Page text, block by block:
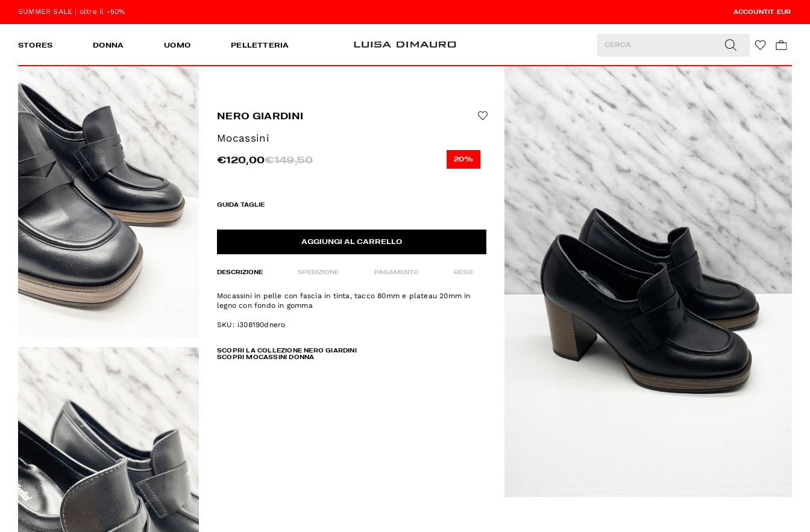
SUMMER SALE | oltre il -50% ACCOUNT
STORES DONNA UOMO PELLETTERIA
0 0
NERO GIARDINI
Mocassini
€120,00€149,50 20%
GUIDA TAGLIE
AGGIUNGI AL CARRELLO
DESCRIZIONE SPEDIZIONE PAGAMENTO RESO
Mocassini in pelle con fascia in tinta, tacco 80mm e plateau 20mm in
legno con fondo in gomma
SKU: i308190dnero
SCOPRI LA COLLEZIONE NERO GIARDINI
SCOPRI MOCASSINI DONNA